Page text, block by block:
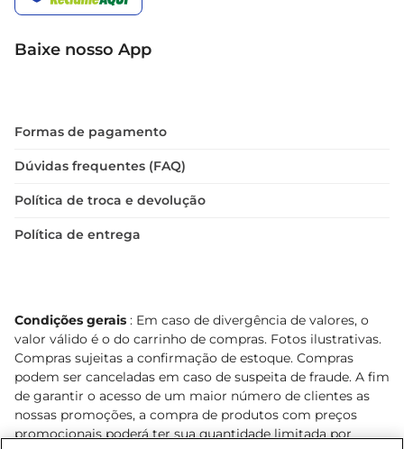
Baixe nosso App
Formas de pagamento
Dúvidas frequentes (FAQ)
Política de troca e devolução
Política de entrega
Condições gerais : Em caso de divergência de valores, o
valor válido é o do carrinho de compras. Fotos ilustrativas.
Compras sujeitas a confirmação de estoque. Compras
podem ser canceladas em caso de suspeita de fraude. A fim
de garantir o acesso de um maior número de clientes as
nossas promoções, a compra de produtos com preços
promocionais poderá ter sua quantidade limitada por